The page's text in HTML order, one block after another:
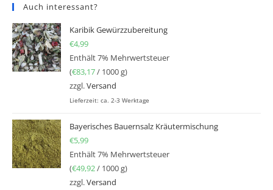
Auch interessant?
Karibik Gewürzzubereitung
€4,99
Enthält 7% Mehrwertsteuer
(€83,17/ 1000 g)
zzgl.Versand
Lieferzeit: ca. 2-3 Werktage
Bayerisches Bauernsalz Kräutermischung
€5,99
Enthält 7% Mehrwertsteuer
(€49,92/ 1000 g)
zzgl.Versand